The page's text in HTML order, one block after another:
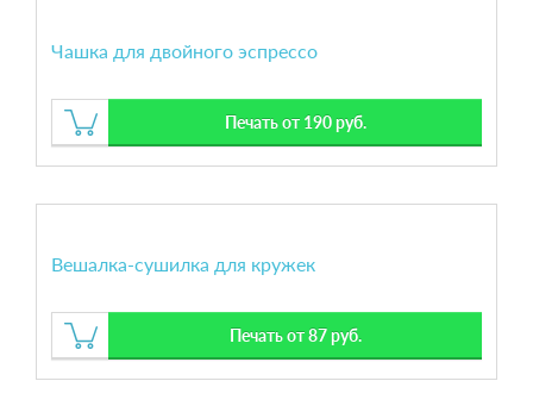
Чашка для двойного эспрессо
Печать от 190 руб.
Вешалка-сушилка для кружек
Печать от 87 руб.